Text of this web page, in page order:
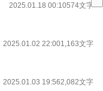
2025.01.18 00:10574文字
2025.01.02 22:001,163文字
2025.01.03 19:562,082文字